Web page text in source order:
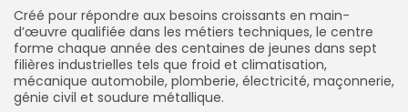
Créé pour répondre aux besoins croissants en main-
d’œuvre qualifiée dans les métiers techniques, le centre
forme chaque année des centaines de jeunes dans sept
filières industrielles tels que froid et climatisation,
mécanique automobile, plomberie, électricité, maçonnerie,
génie civil et soudure métallique.